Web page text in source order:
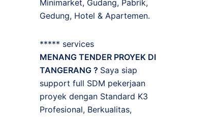
Minimarket, Gudang, Pabrik,
Gedung, Hotel & Apartemen.
***** services
MENANG TENDER PROYEK DI
TANGERANG ? Saya siap
support full SDM pekerjaan
proyek dengan Standard K3
Profesional, Berkualitas,